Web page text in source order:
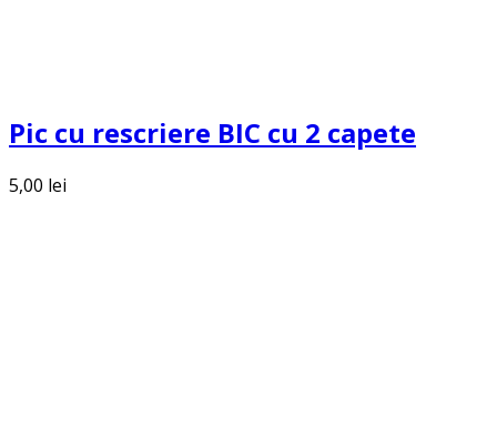
Pic cu rescriere BIC cu 2 capete
5,00 lei